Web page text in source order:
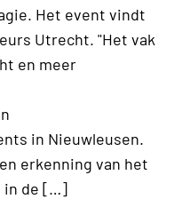
Het event vindt
Utrecht. "Het vak
en meer
in Nieuwleusen.
erkenning van het
in de […]